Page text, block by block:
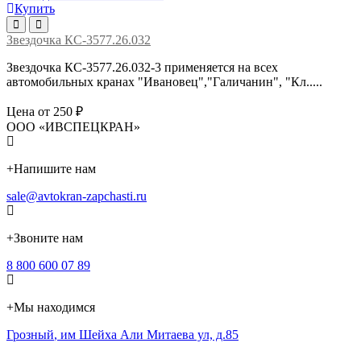
Купить
Звездочка КС-3577.26.032
Звездочка КС-3577.26.032-3 применяется на всех
автомобильных кранах "Ивановец","Галичанин", "Кл.....
Цена от 250 ₽
ООО «ИВСПЕЦКРАН»
+Напишите нам
sale@avtokran-zapchasti.ru
+Звоните нам
8 800 600 07 89
+Мы находимся
Грозный, им Шейха Али Митаева ул, д.85